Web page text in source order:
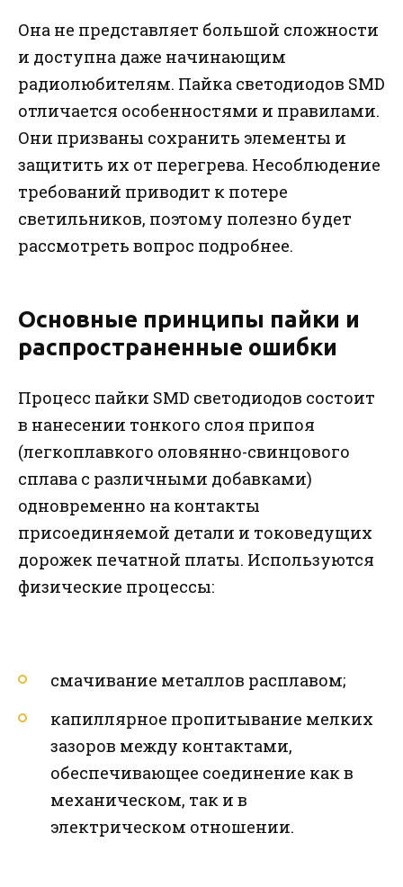
Она не представляет большой сложности
и доступна даже начинающим
радиолюбителям. Пайка светодиодов SMD
отличается особенностями и правилами.
Они призваны сохранить элементы и
защитить их от перегрева. Несоблюдение
требований приводит к потере
светильников, поэтому полезно будет
рассмотреть вопрос подробнее.
Основные принципы пайки и
распространенные ошибки
Процесс пайки SMD светодиодов состоит
в нанесении тонкого слоя припоя
(легкоплавкого оловянно-свинцового
сплава с различными добавками)
одновременно на контакты
присоединяемой детали и токоведущих
дорожек печатной платы. Используются
физические процессы:
смачивание металлов расплавом;
капиллярное пропитывание мелких
зазоров между контактами,
обеспечивающее соединение как в
механическом, так и в
электрическом отношении.